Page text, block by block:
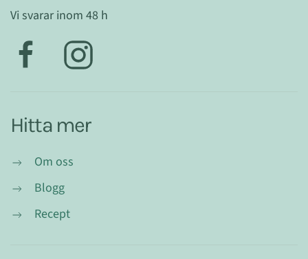
Vi svarar inom 48 h
Hitta mer
Om oss
Blogg
Recept